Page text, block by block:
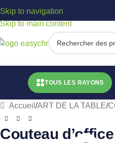
Skip to navigation
Skip to main content
TOUS LES RAYONS
Accueil /ART DE LA TABLE/
Couteau